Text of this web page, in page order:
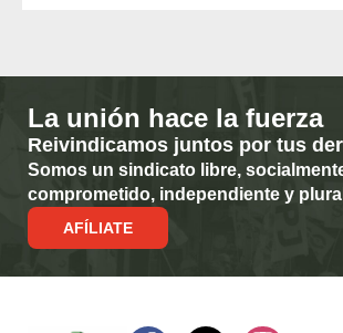
La unión hace la fuerza
Reivindicamos juntos por tus
Somos un sindicato libre,
comprometido, independiente y
AFÍLIATE